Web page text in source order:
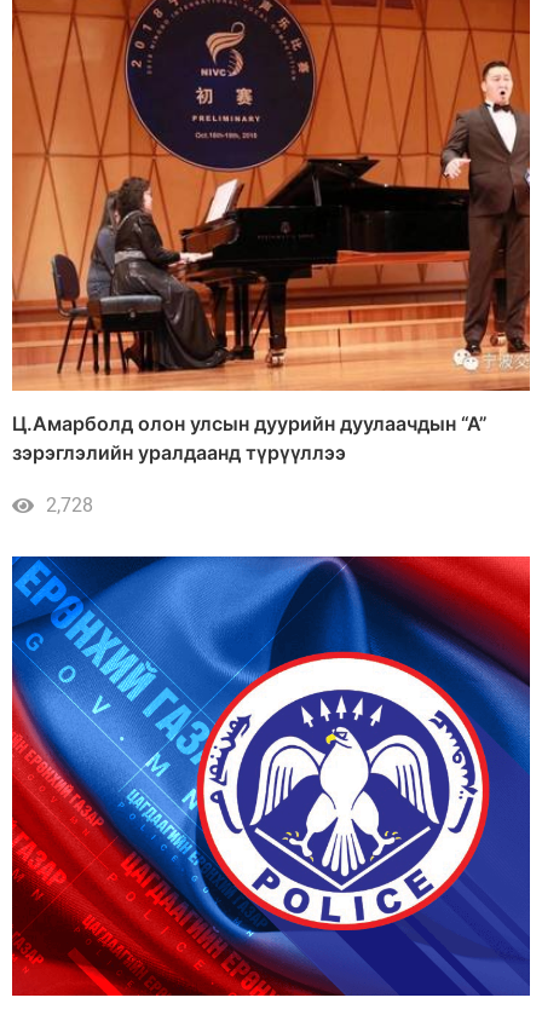
Ц.Амарболд олон улсын дуурийн дуулаачдын “А”
зэрэглэлийн уралдаанд түрүүллээ
2,728